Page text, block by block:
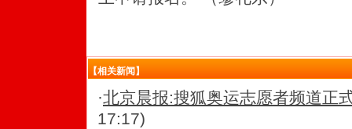
【相关新闻】
·北京晨报:搜狐奥运志愿者频道正
17:17)